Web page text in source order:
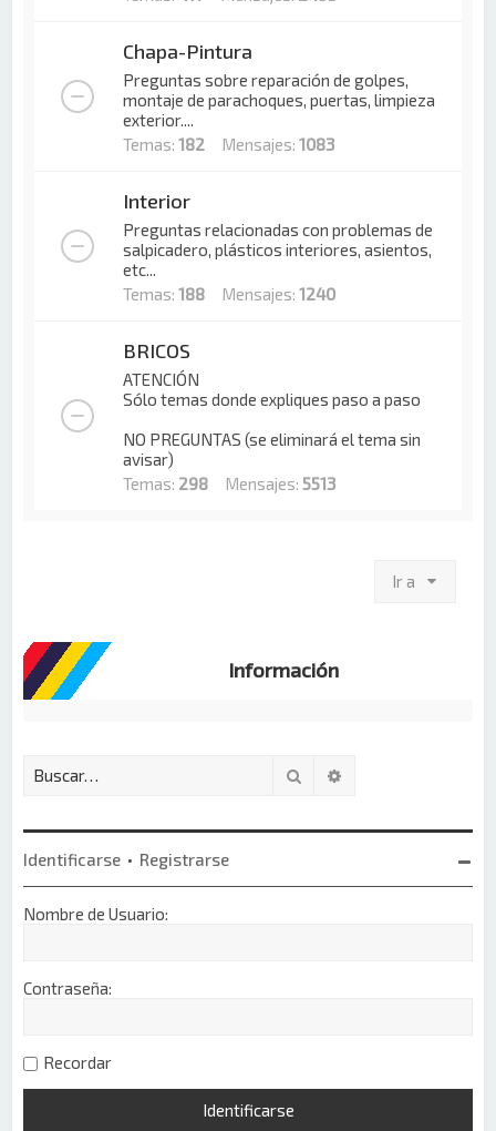
Chapa-Pintura
Preguntas sobre reparación de golpes,
montaje de parachoques, puertas, limpieza
exterior....
Temas:182 Mensajes:1083
Interior
Preguntas relacionadas con problemas de
salpicadero, plásticos interiores, asientos,
etc...
Temas:188 Mensajes:1240
BRICOS
ATENCIÓN
Sólo temas donde expliques paso a paso
NO PREGUNTAS (se eliminará el tema sin
avisar)
Temas: 298 Mensajes: 5513
Ir a
Información
Buscar
Identificarse • Registrarse
Nombre de Usuario:
Contraseña:
Recordar